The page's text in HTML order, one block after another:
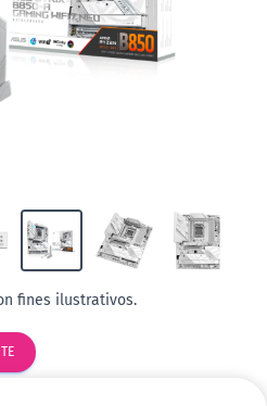
fines ilustrativos.